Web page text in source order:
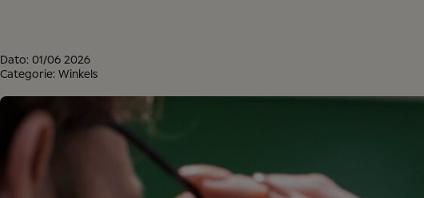
Dato: 01/06 2026
Categorie: Winkels